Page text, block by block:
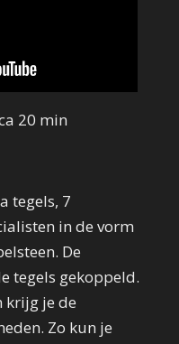
20 min
tegels, 7
in de vorm
De
tegels gekoppeld.
krijg je de
Zo kun je